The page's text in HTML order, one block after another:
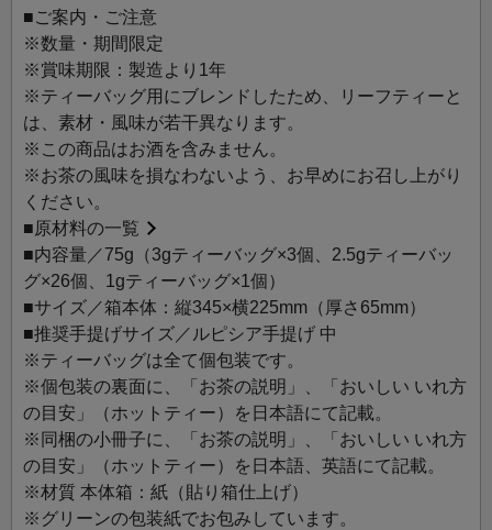
お茶を詰め合わせました。
暑さの盛りの季節を、五感で涼を感じながら心地よくお過
ごしいただくお茶の時間をお届けします。
表紙と30種それぞれのティーバッグには、日本の夏が持つ
繊細な美しさを、和のしなやかさとモダンな大胆さで表現
し、粋な佇まいに仕上げました。
目からも涼しさを感じるようなデザインが、夏の日々を彩
ります。
限定品の小冊子には、30種のお茶の説明やいれ方のほか、
夏におすすめのアレンジティーを掲載。
30種の多彩なお茶の魅力とともに、涼やかなひとときをお
過ごしください。
【ブック オブ ティーとは】
豪華本をイメージした特製ボックスの中に多彩なティーバ
ッグを詰め合わせ、数量限定で発売するルピシアの人気商
品「ブック オブ ティー」シリーズ。
その名は明治・大正期の美術指導者、岡倉天心（1862-
■ご案内・ご注意
※数量・期間限定
※賞味期限：製造より1年
※ティーバッグ用にブレンドしたため、リーフティーと
は、素材・風味が若干異なります。
※この商品はお酒を含みません。
※お茶の風味を損なわないよう、お早めにお召し上がり
ください。
■原材料の一覧
■内容量／75g（3gティーバッグ×3個、2.5gティーバッ
グ×26個、1gティーバッグ×1個）
■サイズ／箱本体：縦345×横225mm（厚さ65mm）
■推奨手提げサイズ／ルピシア手提げ 中
※ティーバッグは全て個包装です。
※個包装の裏面に、「お茶の説明」、「おいしい いれ方
の目安」（ホットティー）を日本語にて記載。
※同梱の小冊子に、「お茶の説明」、「おいしい いれ方
の目安」（ホットティー）を日本語、英語にて記載。
※材質 本体箱：紙（貼り箱仕上げ）
※グリーンの包装紙でお包みしています。